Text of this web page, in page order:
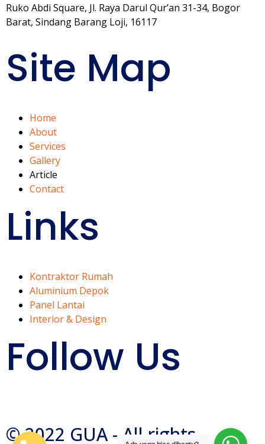
Ruko Abdi Square, Jl. Raya Darul Qur’an 31-34, Bogor
Barat, Sindang Barang Loji, 16117
Site Map
Home
About
Services
Gallery
Article
Contact
Links
Kontraktor Rumah
Aluminium Depok
Panel Lantai
Interior & Design
Follow Us
© 2022 GUA - All rights